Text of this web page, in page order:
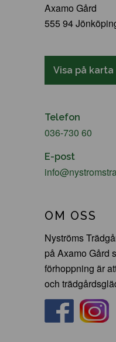
Axamo Gård
555 94
Visa på karta
Telefon
036-730 60
E-post
OM OSS
Nyströms
på Axamo Gård
förhoppning är
och